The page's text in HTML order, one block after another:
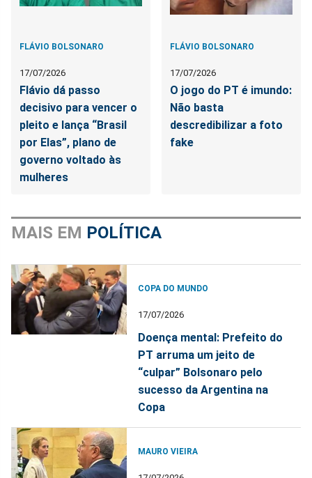
FLÁVIO BOLSONARO
17/07/2026
Flávio dá passo
decisivo para vencer o
pleito e lança “Brasil
por Elas”, plano de
governo voltado às
mulheres
FLÁVIO BOLSONARO
17/07/2026
O jogo do PT é imundo:
Não basta
descredibilizar a foto
fake
MAIS EM POLÍTICA
COPA DO MUNDO
17/07/2026
Doença mental: Prefeito do
PT arruma um jeito de
“culpar” Bolsonaro pelo
sucesso da Argentina na
Copa
MAURO VIEIRA